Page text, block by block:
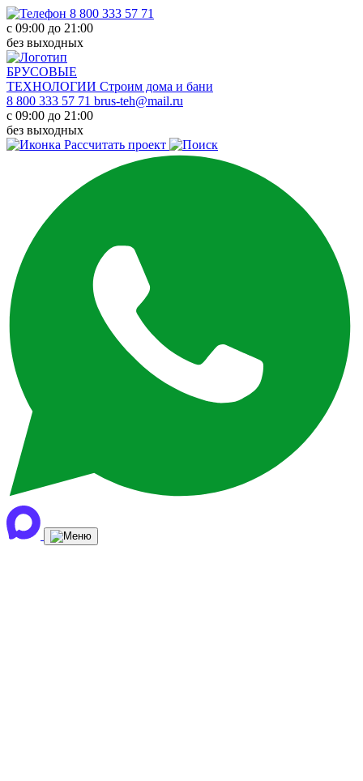
8 800 333 57 71
с 09:00 до 21:00
без выходных
БРУСОВЫЕ
ТЕХНОЛОГИИ Строим дома и бани
8 800 333 57 71 brus-teh@mail.ru
с 09:00 до 21:00
без выходных
Рассчитать проект